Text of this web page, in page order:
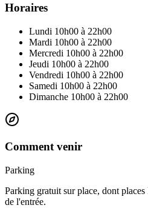
Horaires
Lundi 10h00 à 22h00
Mardi 10h00 à 22h00
Mercredi 10h00 à 22h00
Jeudi 10h00 à 22h00
Vendredi 10h00 à 22h00
Samedi 10h00 à 22h00
Dimanche 10h00 à 22h00
Comment venir
Parking
Parking gratuit sur place, dont
de l'entrée.